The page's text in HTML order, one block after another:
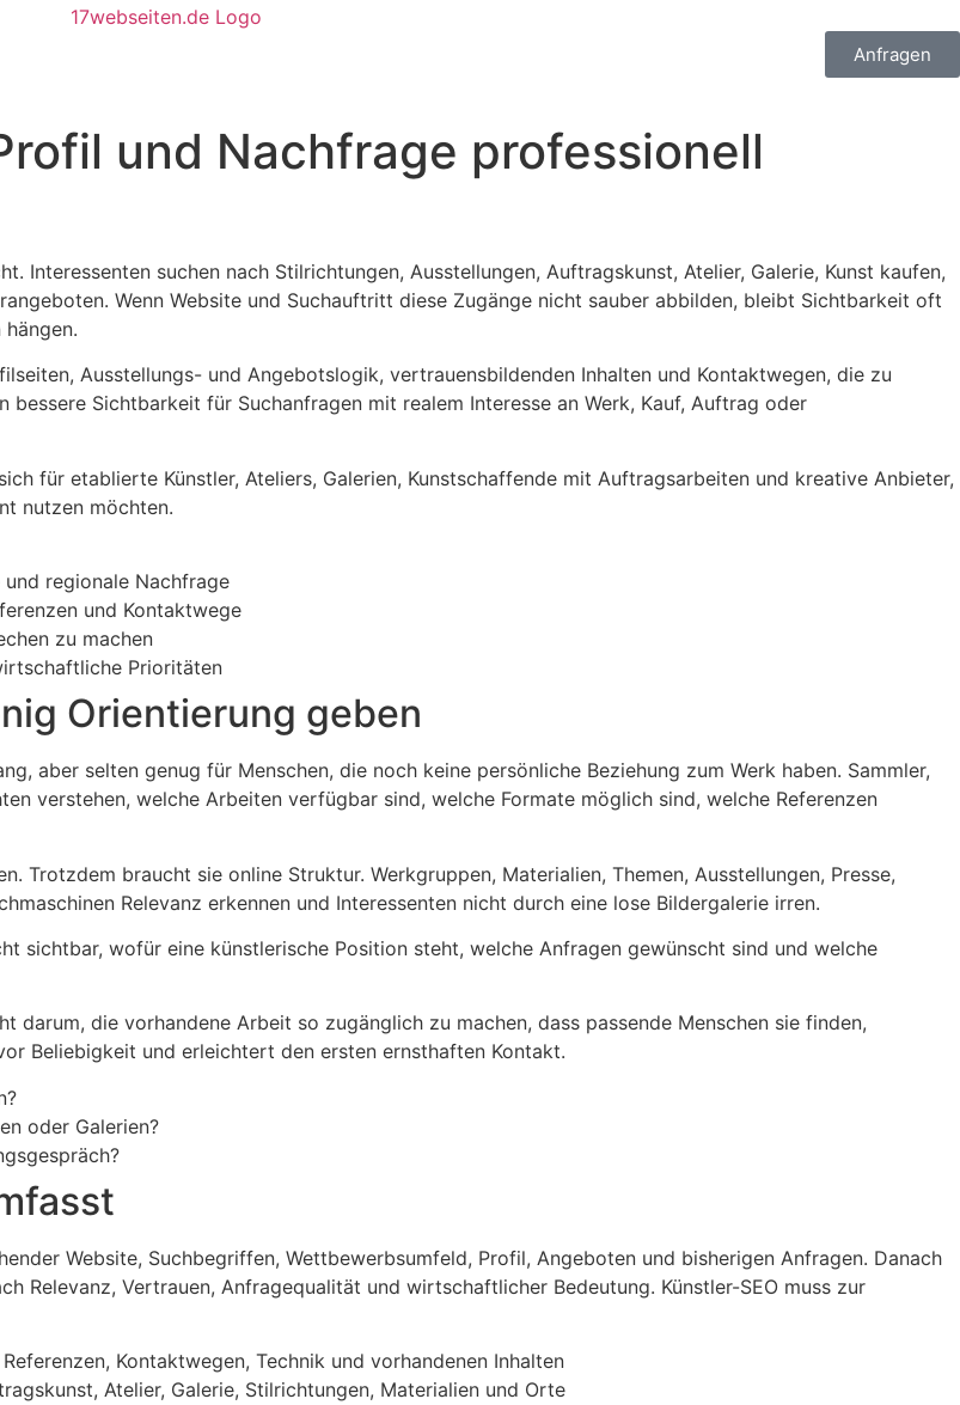
Anfragen
und Nachfrage professionell
Interessenten suchen nach Stilrichtungen, Ausstellungen, Auftragskunst, Atelier, Galerie, Kunst kaufen,
Wenn Website und Suchauftritt diese Zugänge nicht sauber abbilden, bleibt Sichtbarkeit oft
Ausstellungs- und Angebotslogik, vertrauensbildenden Inhalten und Kontaktwegen, die zu
Sichtbarkeit für Suchanfragen mit realem Interesse an Werk, Kauf, Auftrag oder
für etablierte Künstler, Ateliers, Galerien, Kunstschaffende mit Auftragsarbeiten und kreative Anbieter,
nutzen möchten.
regionale Nachfrage
und Kontaktwege
zu machen
Prioritäten
Orientierung geben
aber selten genug für Menschen, die noch keine persönliche Beziehung zum Werk haben. Sammler,
verstehen, welche Arbeiten verfügbar sind, welche Formate möglich sind, welche Referenzen
Trotzdem braucht sie online Struktur. Werkgruppen, Materialien, Themen, Ausstellungen, Presse,
Relevanz erkennen und Interessenten nicht durch eine lose Bildergalerie irren.
sichtbar, wofür eine künstlerische Position steht, welche Anfragen gewünscht sind und welche
darum, die vorhandene Arbeit so zugänglich zu machen, dass passende Menschen sie finden,
Beliebigkeit und erleichtert den ersten ernsthaften Kontakt.
oder Galerien?
Website, Suchbegriffen, Wettbewerbsumfeld, Profil, Angeboten und bisherigen Anfragen. Danach
Relevanz, Vertrauen, Anfragequalität und wirtschaftlicher Bedeutung. Künstler-SEO muss zur
Kontaktwegen, Technik und vorhandenen Inhalten
Atelier, Galerie, Stilrichtungen, Materialien und Orte